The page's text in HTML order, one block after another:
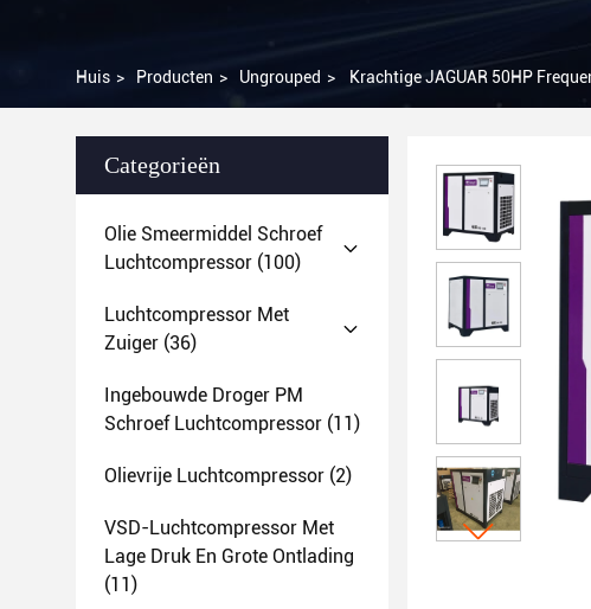
Huis > Producten > Ungrouped > Krachtige JAGUAR 50HP
Categorieën
Olie Smeermiddel Schroef
Luchtcompressor (100)
Luchtcompressor Met
Zuiger (36)
Ingebouwde Droger PM
Schroef Luchtcompressor (11)
Olievrije Luchtcompressor (2)
VSD-Luchtcompressor Met
Lage Druk En Grote Ontlading
(11)